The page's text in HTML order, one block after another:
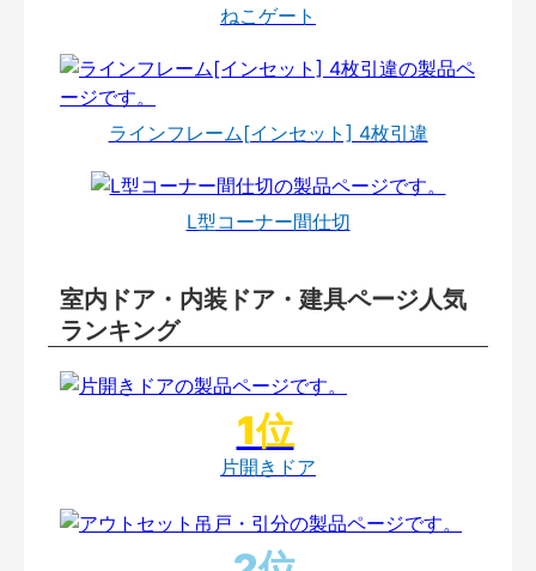
ねこゲート
ラインフレーム[インセット] 4枚引違
L型コーナー間仕切
室内ドア・内装ドア・建具ページ人気
ランキング
片開きドア